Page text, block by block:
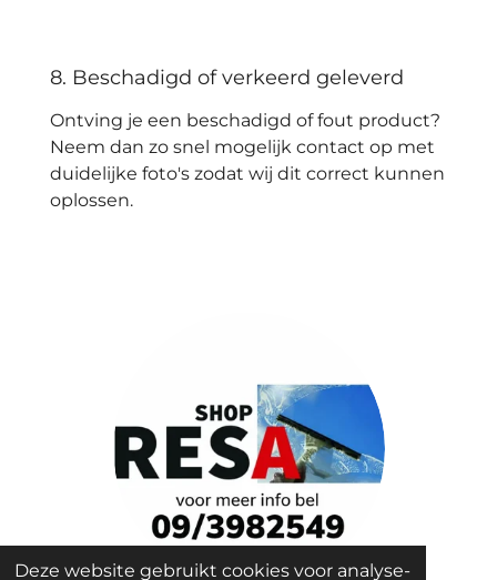
Deze website gebruikt cookies voor analyse-
8. Beschadigd of verkeerd geleverd
Ontving je een beschadigd of fout product?
Neem dan zo snel mogelijk contact op met
duidelijke foto's zodat wij dit correct kunnen
oplossen.